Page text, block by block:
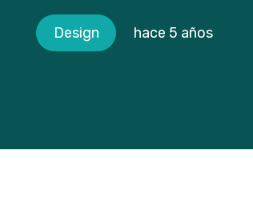
Design hace 5 años